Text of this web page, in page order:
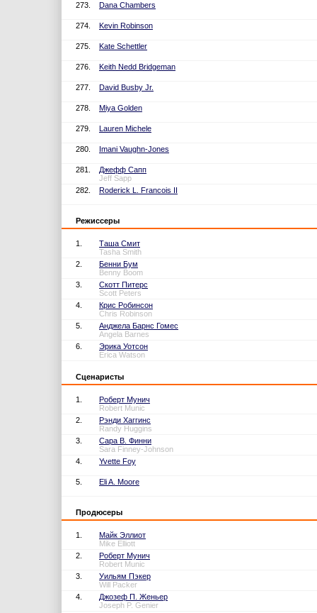
273. Dana Chambers
274. Kevin Robinson
275. Kate Schettler
276. Keith Nedd Bridgeman
277. David Busby Jr.
278. Miya Golden
279. Lauren Michele
280. Imani Vaughn-Jones
281.
Джефф Сапп
Jeff Sapp
282.
Roderick L. Francois II
Режиссеры
1.
Таша Смит
Tasha Smith
2.
Бенни Бум
Benny Boom
3.
Скотт Питерс
Scott Peters
4.
Крис Робинсон
Chris Robinson
5.
Анджела Барнс Гомес
Angela Barnes
6.
Эрика Уотсон
Erica Watson
Сценаристы
1.
Роберт Мунич
Robert Munic
2.
Рэнди Хаггинс
Randy Huggins
3.
Сара В. Финни
Sara Finney-Johnson
4.
Yvette Foy
5. Eli A. Moore
Продюсеры
1.
Майк Эллиот
Mike Elliott
2.
Роберт Мунич
Robert Munic
3.
Уильям Пэкер
Will Packer
4.
Джозеф П. Женьер
Joseph P. Genier